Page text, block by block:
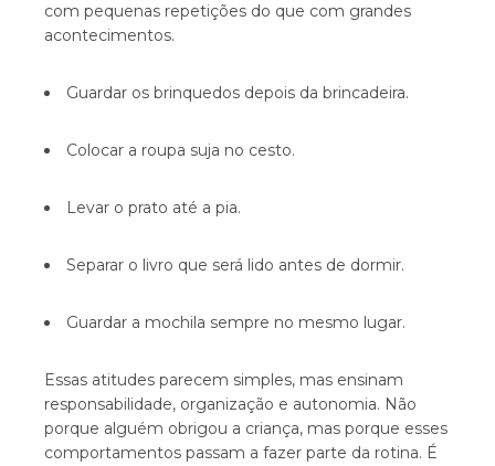
com pequenas repetições do que com grandes
acontecimentos.
Guardar os brinquedos depois da brincadeira.
Colocar a roupa suja no cesto.
Levar o prato até a pia.
Separar o livro que será lido antes de dormir.
Guardar a mochila sempre no mesmo lugar.
Essas atitudes parecem simples, mas ensinam
responsabilidade, organização e autonomia. Não
porque alguém obrigou a criança, mas porque esses
comportamentos passam a fazer parte da rotina. É